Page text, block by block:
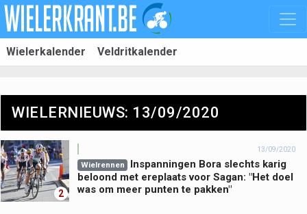
Wielerkalender Veldritkalender
WIELERNIEUWS: 13/09/2020
2
13/09/2020
Wielrennen
Inspanningen Bora slechts karig
beloond met ereplaats voor Sagan: "Het doel
was om meer punten te pakken"